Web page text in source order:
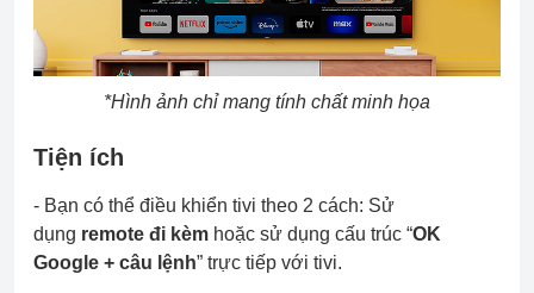
*Hình ảnh chỉ mang tính chất minh họa
Tiện ích
- Bạn có thể điều khiển tivi theo 2 cách: Sử
dụng remote đi kèm hoặc sử dụng cấu trúc “OK
Google + câu lệnh” trực tiếp với tivi.